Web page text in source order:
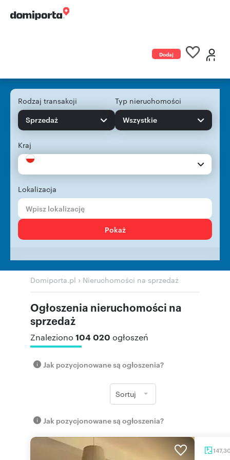
Dodaj
Rodzaj transakcji
Sprzedaż
Typ nieruchomości
Wszystkie
Kraj
Lokalizacja
Pokaż
Domiporta.pl › Nieruchomości na sprzedaż
Ogłoszenia nieruchomości na
sprzedaż
Znaleziono 104 020 ogłoszeń
Jak pozycjonowane są ogłoszenia?
Sortuj
Jak pozycjonowane są ogłoszenia?